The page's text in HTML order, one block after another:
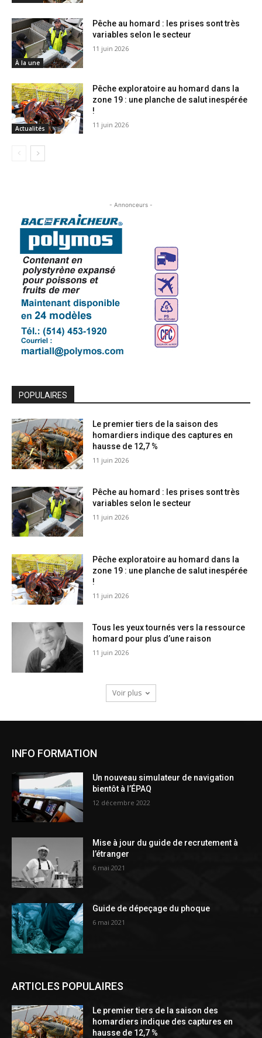
À la une
Pêche au homard : les prises sont très
variables selon le secteur
11 juin 2026
Actualités
Pêche exploratoire au homard dans la
zone 19 : une planche de salut inespérée
!
11 juin 2026
- Annonceurs -
POPULAIRES
Le premier tiers de la saison des
homardiers indique des captures en
hausse de 12,7 %
11 juin 2026
Pêche au homard : les prises sont très
variables selon le secteur
11 juin 2026
Pêche exploratoire au homard dans la
zone 19 : une planche de salut inespérée
!
11 juin 2026
Tous les yeux tournés vers la ressource
homard pour plus d’une raison
11 juin 2026
Voir plus
INFO FORMATION
Un nouveau simulateur de navigation
bientôt à l’ÉPAQ
12 décembre 2022
Mise à jour du guide de recrutement à
l’étranger
6 mai 2021
Guide de dépeçage du phoque
6 mai 2021
ARTICLES POPULAIRES
Le premier tiers de la saison des
homardiers indique des captures en
hausse de 12,7 %